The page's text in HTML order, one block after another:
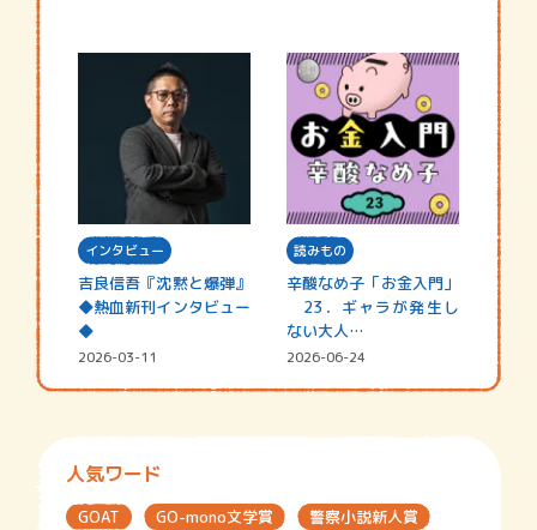
インタビュー
吉良信吾『沈黙と爆弾』
◆熱血新刊インタビュー
◆
2026-03-11
読みもの
辛酸なめ子「お金入門」
23．ギャラが発生し
ない大人…
2026-06-24
人気ワード
GOAT GO-mono文学賞 警察小説新人賞